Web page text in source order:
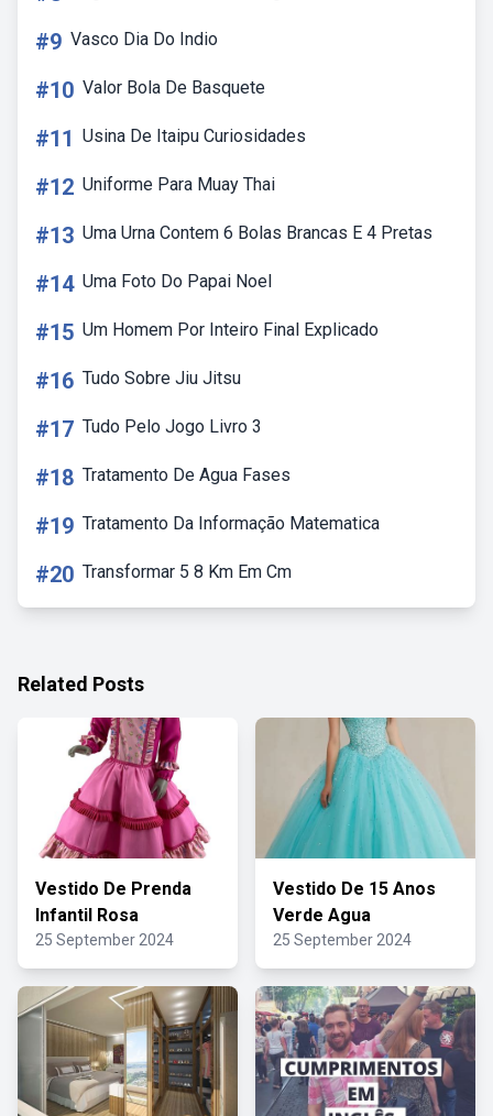
#9 Vasco Dia Do Indio
#10 Valor Bola De Basquete
#11 Usina De Itaipu Curiosidades
#12 Uniforme Para Muay Thai
#13 Uma Urna Contem 6 Bolas Brancas E 4 Pretas
#14 Uma Foto Do Papai Noel
#15 Um Homem Por Inteiro Final Explicado
#16 Tudo Sobre Jiu Jitsu
#17 Tudo Pelo Jogo Livro 3
#18 Tratamento De Agua Fases
#19 Tratamento Da Informação Matematica
#20 Transformar 5 8 Km Em Cm
Related Posts
Vestido De Prenda
Infantil Rosa
25 September 2024
Vestido De 15 Anos
Verde Agua
25 September 2024